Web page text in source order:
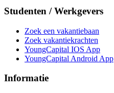
Studenten / Werkgevers
Zoek een vakantiebaan
Zoek vakantiekrachten
YoungCapital IOS App
YoungCapital Android App
Informatie